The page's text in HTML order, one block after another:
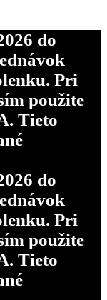
do
Pri
použite
Tieto
do
Pri
použite
Tieto
do
Pri
použite
Tieto
do
Pri
použite
Tieto